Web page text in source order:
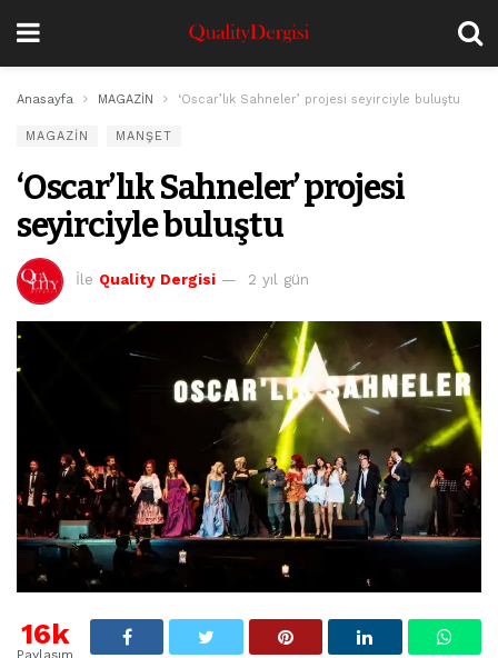
Anasayfa MAGAZİN ‘Oscar’lık Sahneler’ projesi seyirciyle buluştu
MAGAZİN MANŞET
‘Oscar’lık Sahneler’ projesi
seyirciyle buluştu
İle Quality Dergisi 2 yıl gün
16k
Paylaşım